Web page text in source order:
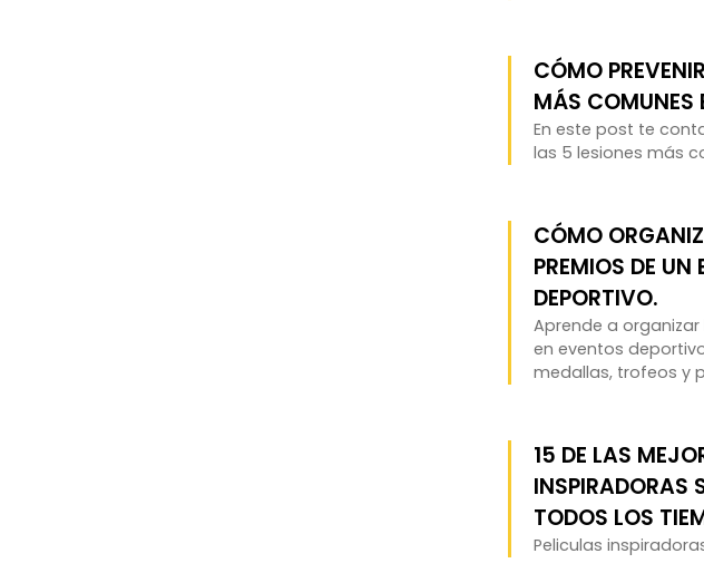
CÓMO
MÁS COMUNES
En este post te
las 5 lesiones más
CÓMO
PREMIOS DE UN
DEPORTIVO.
Aprende a
en eventos
medallas, trofeos y
15 DE LAS
INSPIRADORAS
TODOS LOS
Peliculas